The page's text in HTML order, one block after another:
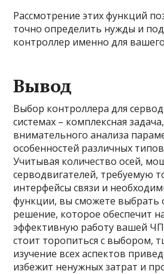
Рассмотрение этих функций
точно определить нужды и
контроллер именно для
Вывод
Выбор контроллера для
системах – комплексная
внимательного анализа
особенностей различных
Учитывая количество осей,
серводвигателей, требуемую
интерфейсы связи и
функции, вы сможете выбрать
решение, которое обеспечит
эффективную работу вашей
стоит торопиться с выбором,
изучение всех аспектов
избежит ненужных затрат и